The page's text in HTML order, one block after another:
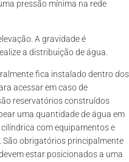
pressão mínima na rede
A gravidade é
a distribuição de água.
fica instalado dentro dos
acessar em caso de
reservatórios construídos
uma quantidade de água em
com equipamentos e
São obrigatórios principalmente
estar posicionados a uma